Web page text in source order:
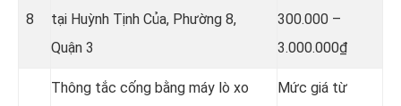
8
tại Huỳnh Tịnh Của, Phường 8,
Quận 3
300.000 –
3.000.000₫
Thông tắc cống bằng máy lò xo
Mức giá từ